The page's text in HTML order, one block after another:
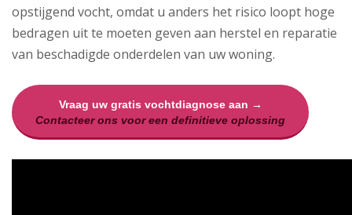
opstijgend vocht, omdat u anders het risico loopt hoge
bedragen uit te moeten geven aan herstel en reparatie
van beschadigde onderdelen van uw woning.
Vraag uw gratis vochtdiagnose aan →
Contacteer ons voor een definitieve oplossing